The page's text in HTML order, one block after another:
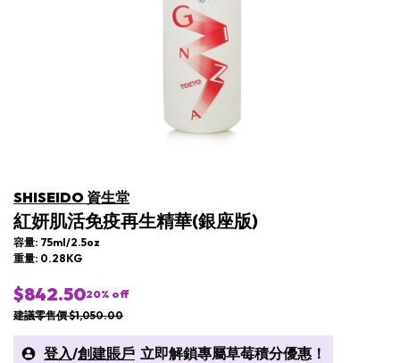
SHISEIDO 資生堂
紅妍肌活免疫再生精華(銀座版)
容量: 75ml/2.5oz
重量: 0.28KG
$842.5020% off
建議零售價 $1,050.00
登入/創建賬戶 立即解鎖專屬草莓積分優惠！